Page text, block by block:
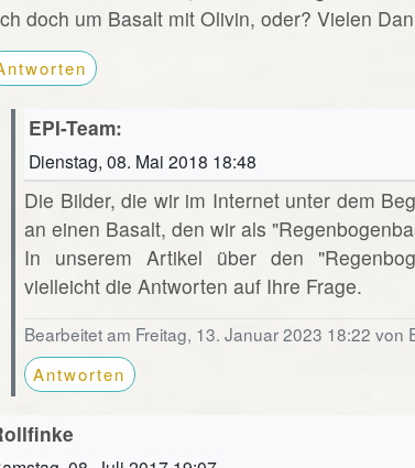
doch um Basalt mit Olivin, oder? Vielen
EPI-Team:
Dienstag, 08. Mai 2018 18:48
Die Bilder, die wir im Internet unter dem
an einen Basalt, den wir als
In unserem Artikel über den
vielleicht die Antworten auf Ihre Frage.
Bearbeitet am Freitag, 13. Januar 2023 18:22 von
Antworten